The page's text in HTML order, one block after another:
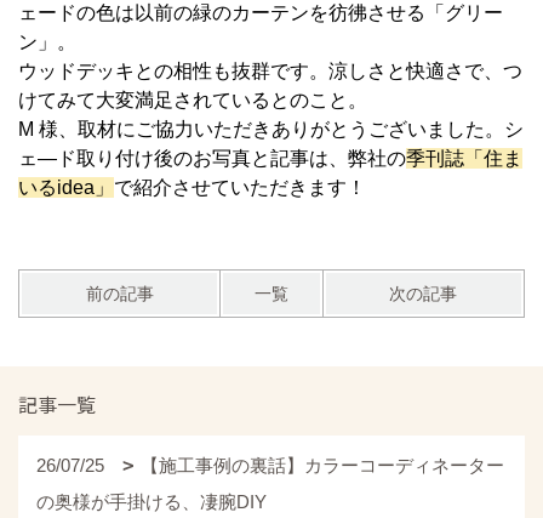
ェードの色は以前の緑のカーテンを彷彿させる「グリー
ン」。
ウッドデッキとの相性も抜群です。涼しさと快適さで、つ
けてみて大変満足されているとのこと。
M 様、取材にご協力いただきありがとうございました。シ
ェ―ド取り付け後のお写真と記事は、弊社の季刊誌「住ま
いるidea」 で紹介させていただきます！
前の記事 一覧 次の記事
記事一覧
26/07/25
【施工事例の裏話】カラーコーディネーター
の奥様が手掛ける、凄腕DIY